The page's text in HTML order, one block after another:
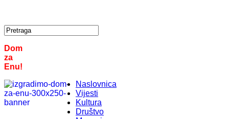
Dom
za
Enu!
Naslovnica
Vijesti
Kultura
Društvo